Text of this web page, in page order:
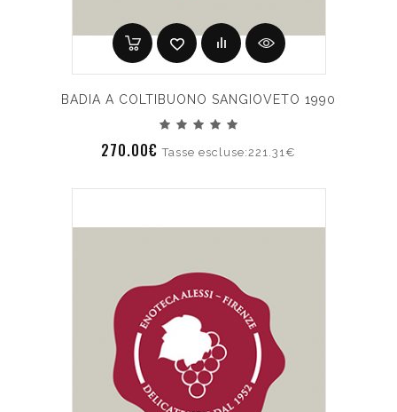
BADIA A COLTIBUONO SANGIOVETO 1990
270.00€Tasse escluse:221.31€